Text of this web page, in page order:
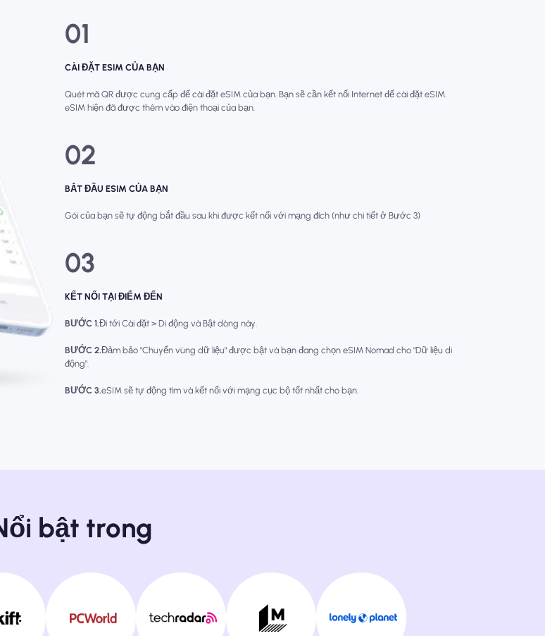
01
CÀI ĐẶT ESIM CỦA BẠN
Quét mã QR được cung cấp để cài đặt eSIM của bạn. Bạn sẽ cần kết nối Internet để cài đặt eSIM.
eSIM hiện đã được thêm vào điện thoại của bạn.
02
BẮT ĐẦU ESIM CỦA BẠN
Gói của bạn sẽ tự động bắt đầu sau khi được kết nối với mạng đích (như chi tiết ở Bước 3)
03
KẾT NỐI TẠI ĐIỂM ĐẾN
BƯỚC 1.Đi tới Cài đặt > Di động và Bật dòng này.
BƯỚC 2.Đảm bảo "Chuyển vùng dữ liệu" được bật và bạn đang chọn eSIM Nomad cho "Dữ liệu di
động".
BƯỚC 3.eSIM sẽ tự động tìm và kết nối với mạng cục bộ tốt nhất cho bạn.
bật trong